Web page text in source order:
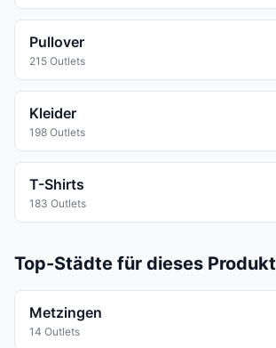
Pullover
215 Outlets
Kleider
198 Outlets
T-Shirts
183 Outlets
Top-Städte für dieses Produkt
Metzingen
14 Outlets